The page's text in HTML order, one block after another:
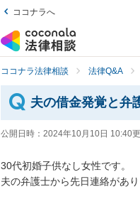
ココナラへ
ココナラ法律相談 法律Q&A
夫の借金発覚と弁
公開日時： 2024年10月10日 10:40
30代初婚子供なし女性です。
夫の弁護士から先日連絡があり